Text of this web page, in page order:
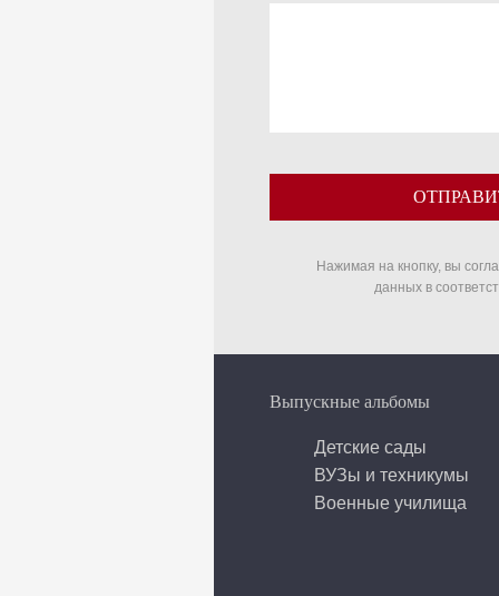
Нажимая на кнопку, вы
данных в
Выпускные альбомы
Детские сады
ВУЗы и техникумы
Военные училища